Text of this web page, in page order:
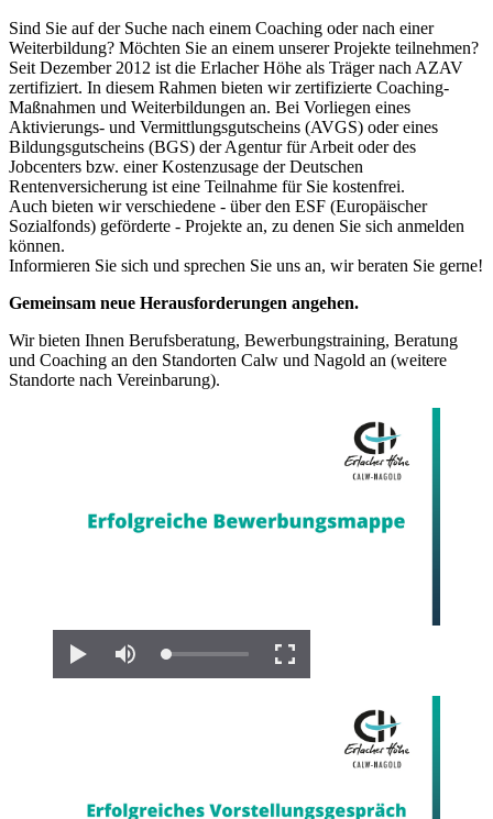
Sind Sie auf der Suche nach einem Coaching oder nach einer
Weiterbildung? Möchten Sie an einem unserer Projekte teilnehmen?
Seit Dezember 2012 ist die Erlacher Höhe als Träger nach AZAV
zertifiziert. In diesem Rahmen bieten wir zertifizierte Coaching-
Maßnahmen und Weiterbildungen an. Bei Vorliegen eines
Aktivierungs- und Vermittlungsgutscheins (AVGS) oder eines
Bildungsgutscheins (BGS) der Agentur für Arbeit oder des
Jobcenters bzw. einer Kostenzusage der Deutschen
Rentenversicherung ist eine Teilnahme für Sie kostenfrei.
Auch bieten wir verschiedene - über den ESF (Europäischer
Sozialfonds) geförderte - Projekte an, zu denen Sie sich anmelden
können.
Informieren Sie sich und sprechen Sie uns an, wir beraten Sie gerne!
Gemeinsam neue Herausforderungen angehen.
Wir bieten Ihnen Berufsberatung, Bewerbungstraining, Beratung
und Coaching an den Standorten Calw und Nagold an (weitere
Standorte nach Vereinbarung).